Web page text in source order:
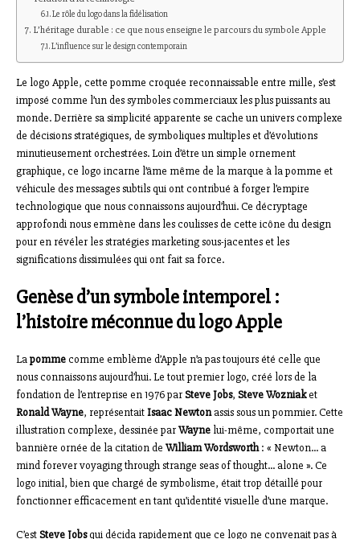
Le rôle du logo dans la fidélisation
L’héritage durable : ce que nous enseigne le parcours du symbole Apple
L’influence sur le design contemporain
Le logo Apple, cette pomme croquée reconnaissable entre mille, s’est
imposé comme l’un des symboles commerciaux les plus puissants au
monde. Derrière sa simplicité apparente se cache un univers complexe
de décisions stratégiques, de symboliques multiples et d’évolutions
minutieusement orchestrées. Loin d’être un simple ornement
graphique, ce logo incarne l’âme même de la marque à la pomme et
véhicule des messages subtils qui ont contribué à forger l’empire
technologique que nous connaissons aujourd’hui. Ce décryptage
approfondi nous emmène dans les coulisses de cette icône du design
pour en révéler les stratégies marketing sous-jacentes et les
significations dissimulées qui ont fait sa force.
Genèse d’un symbole intemporel :
l’histoire méconnue du logo Apple
Lapommecomme emblème d’Apple n’a pas toujours été celle que
nous connaissons aujourd’hui. Le tout premier logo, créé lors de la
fondation de l’entreprise en 1976 parSteve Jobs, Steve Wozniaket
Ronald Wayne, représentaitIsaac Newtonassis sous un pommier. Cette
illustration complexe, dessinée parWayne lui-même, comportait une
bannière ornée de la citation de William Wordsworth: « Newton… a
mind forever voyaging through strange seas of thought… alone ». Ce
logo initial, bien que chargé de symbolisme, était trop détaillé pour
fonctionner efficacement en tant qu’identité visuelle d’une marque.
C’estSteve Jobsqui décida rapidement que ce logo ne convenait pas à